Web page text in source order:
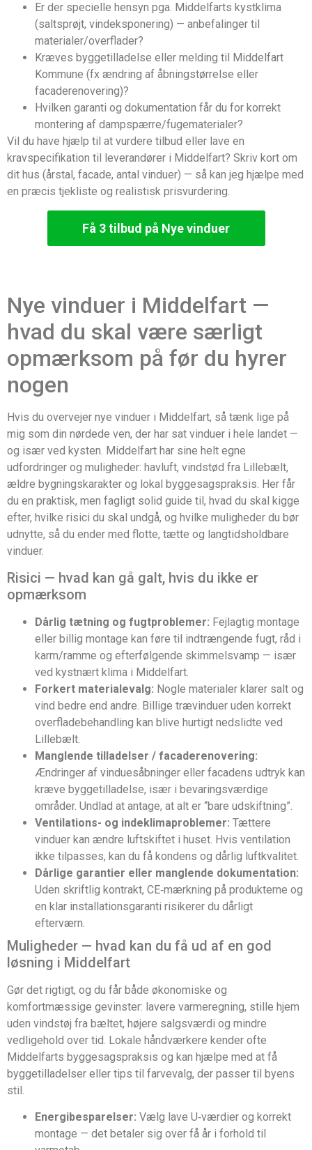
Er der specielle hensyn pga. Middelfarts kystklima
(saltsprøjt, vindeksponering) — anbefalinger til
materialer/overflader?
Kræves byggetilladelse eller melding til Middelfart
Kommune (fx ændring af åbningstørrelse eller
facaderenovering)?
Hvilken garanti og dokumentation får du for korrekt
montering af dampspærre/fugematerialer?
Vil du have hjælp til at vurdere tilbud eller lave en
kravspecifikation til leverandører i Middelfart? Skriv kort om
dit hus (årstal, facade, antal vinduer) — så kan jeg hjælpe med
en præcis tjekliste og realistisk prisvurdering.
Få 3 tilbud på Nye vinduer
Nye vinduer i Middelfart —
hvad du skal være særligt
opmærksom på før du hyrer
nogen
Hvis du overvejer nye vinduer i Middelfart, så tænk lige på
mig som din nørdede ven, der har sat vinduer i hele landet —
og især ved kysten. Middelfart har sine helt egne
udfordringer og muligheder: havluft, vindstød fra Lillebælt,
ældre bygningskarakter og lokal byggesagspraksis. Her får
du en praktisk, men fagligt solid guide til, hvad du skal kigge
efter, hvilke risici du skal undgå, og hvilke muligheder du bør
udnytte, så du ender med flotte, tætte og langtidsholdbare
vinduer.
Risici — hvad kan gå galt, hvis du ikke er
opmærksom
Dårlig tætning og fugtproblemer: Fejlagtig montage
eller billig montage kan føre til indtrængende fugt, råd i
karm/ramme og efterfølgende skimmelsvamp — især
ved kystnært klima i Middelfart.
Forkert materialevalg: Nogle materialer klarer salt og
vind bedre end andre. Billige trævinduer uden korrekt
overfladebehandling kan blive hurtigt nedslidte ved
Lillebælt.
Manglende tilladelser / facaderenovering:
Ændringer af vinduesåbninger eller facadens udtryk kan
kræve byggetilladelse, især i bevaringsværdige
områder. Undlad at antage, at alt er “bare udskiftning”.
Ventilations- og indeklimaproblemer: Tættere
vinduer kan ændre luftskiftet i huset. Hvis ventilation
ikke tilpasses, kan du få kondens og dårlig luftkvalitet.
Dårlige garantier eller manglende dokumentation:
Uden skriftlig kontrakt, CE‑mærkning på produkterne og
en klar installationsgaranti risikerer du dårligt
efterværn.
Muligheder — hvad kan du få ud af en god
løsning i Middelfart
Gør det rigtigt, og du får både økonomiske og
komfortmæssige gevinster: lavere varmeregning, stille hjem
uden vindstøj fra bæltet, højere salgsværdi og mindre
vedligehold over tid. Lokale håndværkere kender ofte
Middelfarts byggesagspraksis og kan hjælpe med at få
byggetilladelser eller tips til farvevalg, der passer til byens
stil.
Energibesparelser: Vælg lave U‑værdier og korrekt
montage — det betaler sig over få år i forhold til